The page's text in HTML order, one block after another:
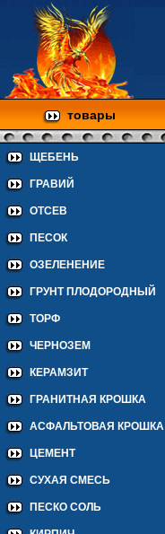
товары
ЩЕБЕНЬ
ГРАВИЙ
ОТСЕВ
ПЕСОК
ОЗЕЛЕНЕНИЕ
ГРУНТ ПЛОДОРОДНЫЙ
ТОРФ
ЧЕРНОЗЕМ
КЕРАМЗИТ
ГРАНИТНАЯ КРОШКА
АСФАЛЬТОВАЯ КРОШКА
ЦЕМЕНТ
СУХАЯ СМЕСЬ
ПЕСКО СОЛЬ